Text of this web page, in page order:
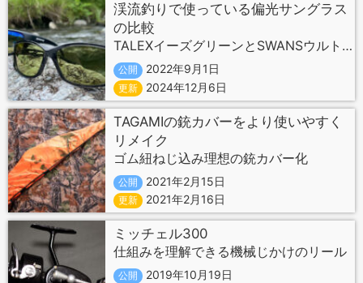
渓流釣りで使っている偏光サングラス
の比較
TALEXイーズグリーンとSWANSウルトラライトグリーン
公開 2022年9月1日
更新 2024年12月6日
TAGAMIの銃カバーをより使いやすく
リメイク
ゴム紐ねじ込み理想の銃カバー化
公開 2021年2月15日
更新 2021年2月16日
ミッチェル300
仕組みを理解できる機械じかけのリール
公開 2019年10月19日